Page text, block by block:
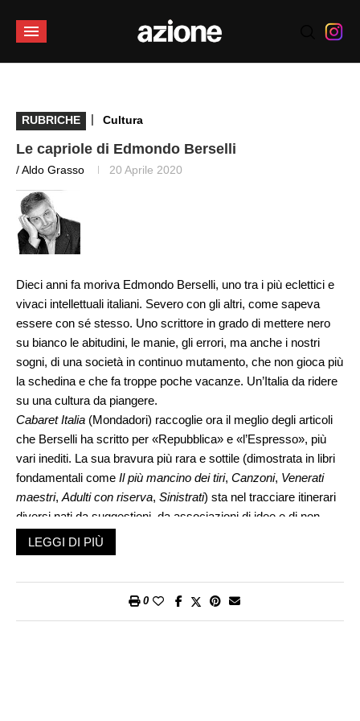
RUBRICHE | Cultura
Le capriole di Edmondo Berselli
/ Aldo Grasso 20 Aprile 2020
Dieci anni fa moriva Edmondo Berselli, uno tra i più eclettici e
vivaci intellettuali italiani. Severo con gli altri, come sapeva
essere con sé stesso. Uno scrittore in grado di mettere nero
su bianco le abitudini, le manie, gli errori, ma anche i nostri
sogni, di una società in continuo mutamento, che non gioca più
la schedina e che fa troppe poche vacanze. Un’Italia da ridere
su una cultura da piangere.
Cabaret Italia (Mondadori) raccoglie ora il meglio degli articoli
che Berselli ha scritto per «Repubblica» e «l’Espresso», più
vari inediti. La sua bravura più rara e sottile (dimostrata in libri
fondamentali come Il più mancino dei tiri, Canzoni, Venerati
maestri, Adulti con riserva, Sinistrati) sta nel tracciare itinerari
diversi nati da suggestioni, da associazioni di idee e di non
idee, da rimandi dall’uno all’altro argomento, dalle connessioni
più o meno immediate all’interno di ciò che si manifesta come
Ha scritto sul «Foglio» Marco Ciriello: «L’accademia lontano
LEGGI DI PIÙ
0